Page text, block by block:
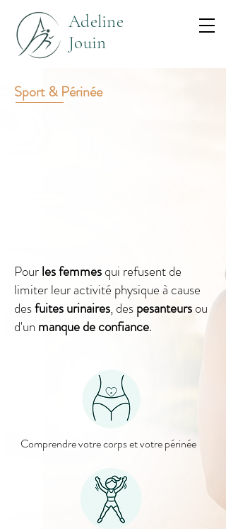
Adeline
Jouin
Sport & Périnée
Pourles femmesqui refusent de
limiter leur activité physique à cause
desfuites urinaires, despesanteursou
d'un manque de confiance.
Comprendre votre corps et votre périnée